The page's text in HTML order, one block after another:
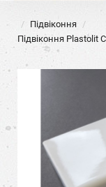
Підвіконня
Підвіконня Plastolit